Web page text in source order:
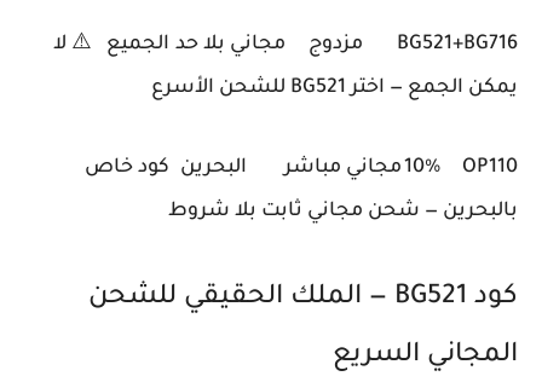
BG521+BG716 مزدوج مجاني بلا حد الجميع
⚠️ لا
يمكن الجمع — اختر BG521 للشحن الأسرع
OP110
10%مجاني مباشر البحرين
كود خاص
بالبحرين — شحن مجاني ثابت بلا شروط
كود BG521 — الملك الحقيقي للشحن
المجاني السريع